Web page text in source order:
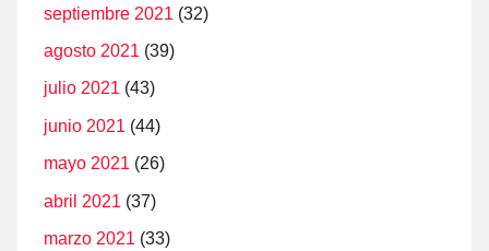
septiembre 2021 (32)
agosto 2021 (39)
julio 2021 (43)
junio 2021 (44)
mayo 2021 (26)
abril 2021 (37)
marzo 2021 (33)